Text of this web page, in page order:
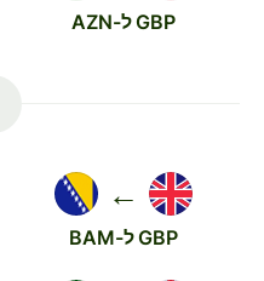
GBP ל-AZN
←
GBP ל-BAM